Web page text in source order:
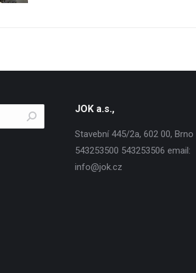
JOK a.s.,
Stavební 445/2a, 602 00, Brno
543253500 543253506 email:
info@jok.cz